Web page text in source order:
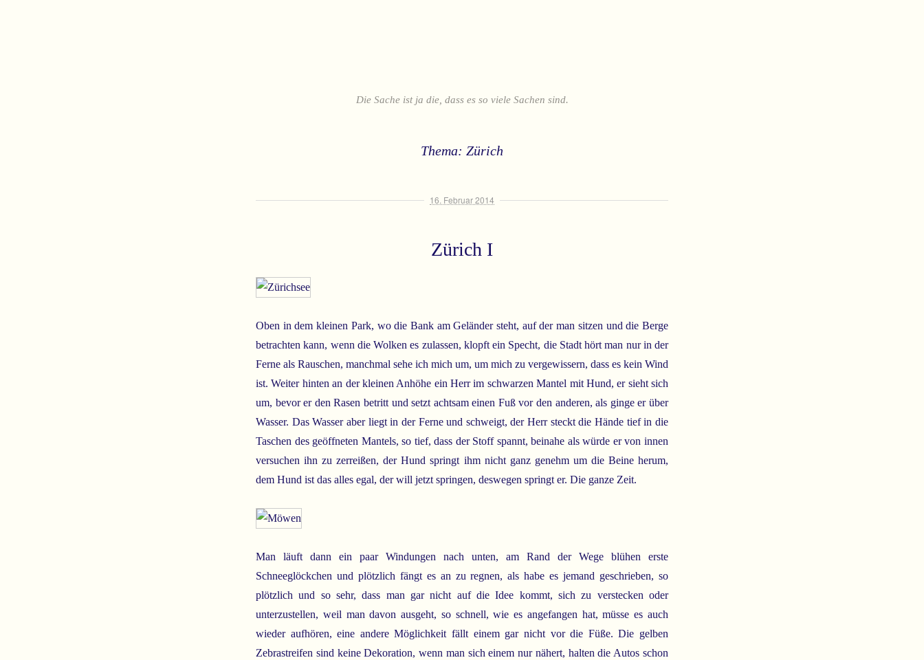
Die Sache ist ja die, dass es so viele Sachen sind.
Thema: Zürich
16. Februar 2014
Zürich I
Oben in dem kleinen Park, wo die Bank am Geländer steht, auf der man sitzen und die Berge
betrachten kann, wenn die Wolken es zulassen, klopft ein Specht, die Stadt hört man nur in der
Ferne als Rauschen, manchmal sehe ich mich um, um mich zu vergewissern, dass es kein Wind
ist. Weiter hinten an der kleinen Anhöhe ein Herr im schwarzen Mantel mit Hund, er sieht sich
um, bevor er den Rasen betritt und setzt achtsam einen Fuß vor den anderen, als ginge er über
Wasser. Das Wasser aber liegt in der Ferne und schweigt, der Herr steckt die Hände tief in die
Taschen des geöffneten Mantels, so tief, dass der Stoff spannt, beinahe als würde er von innen
versuchen ihn zu zerreißen, der Hund springt ihm nicht ganz genehm um die Beine herum,
dem Hund ist das alles egal, der will jetzt springen, deswegen springt er. Die ganze Zeit.
Man läuft dann ein paar Windungen nach unten, am Rand der Wege blühen erste
Schneeglöckchen und plötzlich fängt es an zu regnen, als habe es jemand geschrieben, so
plötzlich und so sehr, dass man gar nicht auf die Idee kommt, sich zu verstecken oder
unterzustellen, weil man davon ausgeht, so schnell, wie es angefangen hat, müsse es auch
wieder aufhören, eine andere Möglichkeit fällt einem gar nicht vor die Füße. Die gelben
Zebrastreifen sind keine Dekoration, wenn man sich einem nur nähert, halten die Autos schon